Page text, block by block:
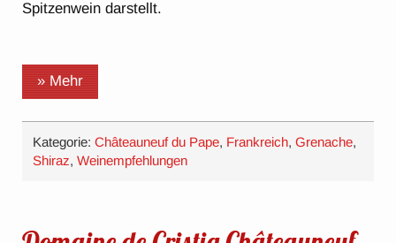
Spitzenwein darstellt.
» Mehr
Kategorie:Châteauneuf du Pape, Frankreich,Grenache,
Shiraz,Weinempfehlungen